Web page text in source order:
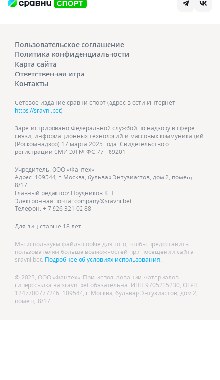
Пользовательское соглашение
Политика конфиденциальности
Карта сайта
Ответственная игра
Контакты
Сетевое издание сравни спорт (адрес в сети Интернет -
https://sravni.bet)
Зарегистрировано Федеральной службой по надзору в сфере
связи, информационных технологий и массовых коммуникаций
(Роскомнадзор) 17 марта 2025 года. Свидетельство о
регистрации СМИ ЭЛ № ФС 77 - 89201
Учредитель: ООО «Фантех»
Адрес: 109544, г. Москва, бульвар Энтузиастов, дом 2, помещ.
8/17
Главный редактор: Прудников К.П.
Электронная почта: company@sravni.bet
Телефон: + 7 926 321 02 88
Для лиц старше 18 лет
Мы используем файлы cookie для того, чтобы предоставить
пользователям больше возможностей при посещении сайта
sravni.bet. Подробнее об условиях использования.
© 2025, ООО «Фантех». При использовании материалов
гиперссылка на sravni.bet обязательна. ИНН 9705235230, ОГРН
1247700777246. 109544, г. Москва, бульвар Энтузиастов, дом 2,
помещ. 8/17